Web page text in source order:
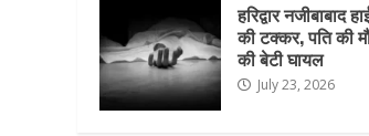
हरिद्वार नजीबाबाद
की टक्कर, पति की
की बेटी घायल
July 23, 2026